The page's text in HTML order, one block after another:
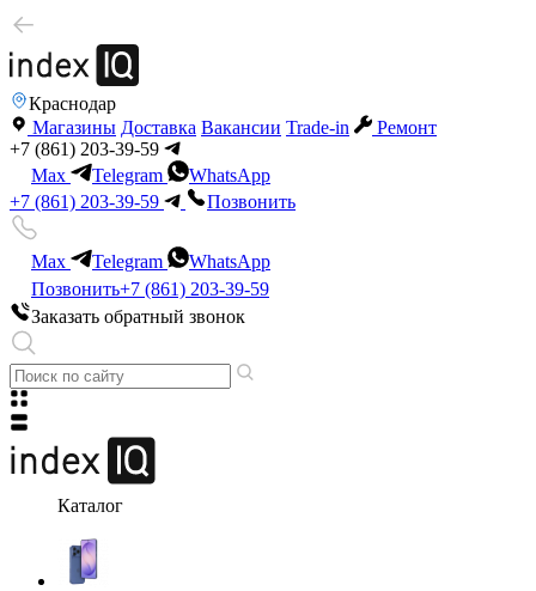
Краснодар
Магазины Доставка Вакансии Trade-in
Ремонт
+7 (861) 203-39-59
Max
Telegram
WhatsApp
+7 (861) 203-39-59
Позвонить
Max Telegram
WhatsApp
Позвонить+7 (861) 203-39-59
Заказать обратный звонок
Каталог